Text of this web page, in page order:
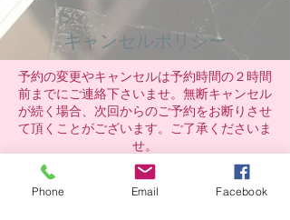
キャンセルポリシー
予約の変更やキャンセルは予約時間の２時間
前までにご連絡下さいませ。無断キャンセル
が続く場合、次回からのご予約をお断りさせ
て頂くことがございます。ご了承くださいま
せ。
Phone Email Facebook